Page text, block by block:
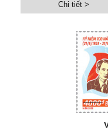
Chi tiết >